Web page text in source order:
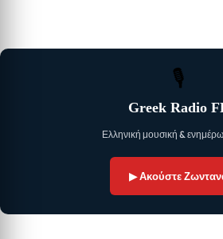
🎙
Greek Radio
Ελληνική μουσική &
▶ Ακούστε